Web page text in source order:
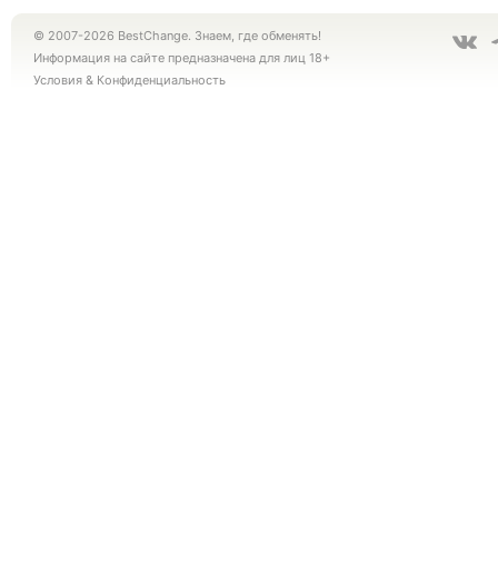
© 2007-2026 BestChange. Знаем, где обменять!
Информация на сайте предназначена для лиц 18+
Условия & Конфиденциальность